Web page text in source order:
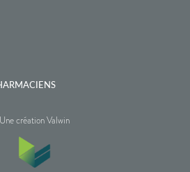
Une création Valwin